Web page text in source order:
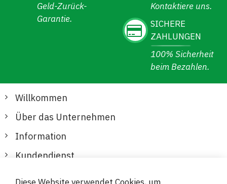
Geld-Zurück-
Garantie.
Kontaktiere uns.
SICHERE
ZAHLUNGEN
100% Sicherheit
beim Bezahlen.
Willkommen
Über das Unternehmen
Information
Kundendienst